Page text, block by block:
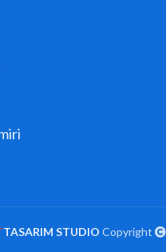
TASARIM STUDIO Copyright